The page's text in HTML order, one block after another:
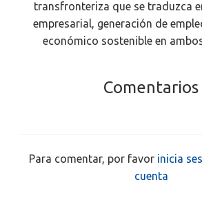
transfronteriza que se traduzca
empresarial, generación de
económico sostenible en
Comentarios
Para comentar, por favor inicia
cuenta